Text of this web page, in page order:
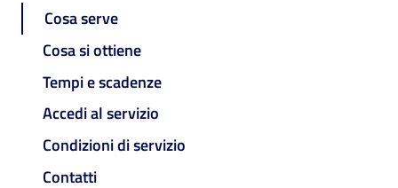
Cosa serve
Cosa si ottiene
Tempi e scadenze
Accedi al servizio
Condizioni di servizio
Contatti